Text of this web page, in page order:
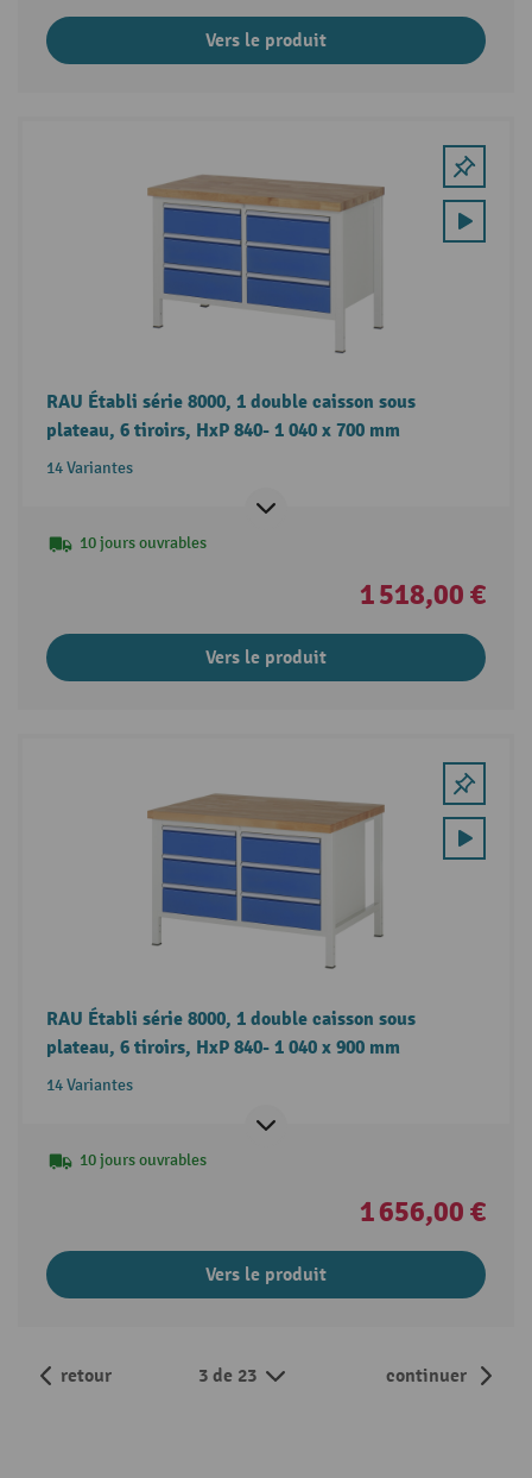
Vers le produit
RAU Établi série 8000, 1 double caisson sous
plateau, 6 tiroirs, HxP 840- 1 040 x 700 mm
14 Variantes
10 jours ouvrables
1 518,00 €
Vers le produit
RAU Établi série 8000, 1 double caisson sous
plateau, 6 tiroirs, HxP 840- 1 040 x 900 mm
14 Variantes
10 jours ouvrables
1 656,00 €
Vers le produit
retour 3 de 23 continuer